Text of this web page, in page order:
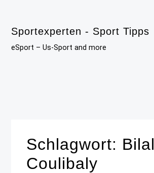
content
Sportexperten - Sport Tipps
eSport – Us-Sport and more
Schlagwort: Bilal
Coulibaly